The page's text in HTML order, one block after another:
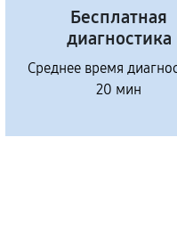
Бесплатная
диагностика
Среднее время
20 мин